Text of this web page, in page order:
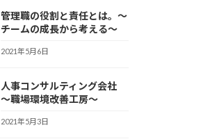
管理職の役割と責任とは。～
チームの成長から考える～
2021年5月6日
人事コンサルティング会社
～職場環境改善工房～
2021年5月3日